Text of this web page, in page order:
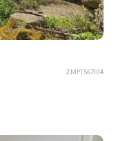
ZMPT567104